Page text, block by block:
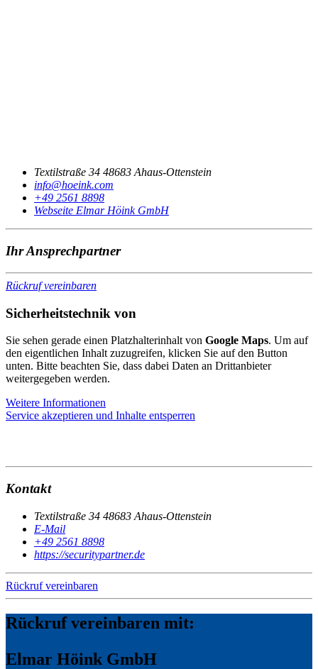
Textilstraße 34 48683 Ahaus-Ottenstein
moc.knieoh
@ofni
+49 2561 8898
Webseite Elmar Höink GmbH
Ihr Ansprechpartner
Rückruf vereinbaren
Sicherheitstechnik von
Sie sehen gerade einen Platzhalterinhalt von Google Maps. Um auf
den eigentlichen Inhalt zuzugreifen, klicken Sie auf den Button
unten. Bitte beachten Sie, dass dabei Daten an Drittanbieter
weitergegeben werden.
Weitere Informationen
Service akzeptieren und Inhalte entsperren
Kontakt
Textilstraße 34 48683 Ahaus-Ottenstein
E-Mail
+49 2561 8898
https://securitypartner.de
Rückruf vereinbaren
Rückruf vereinbaren mit:
Elmar Höink GmbH